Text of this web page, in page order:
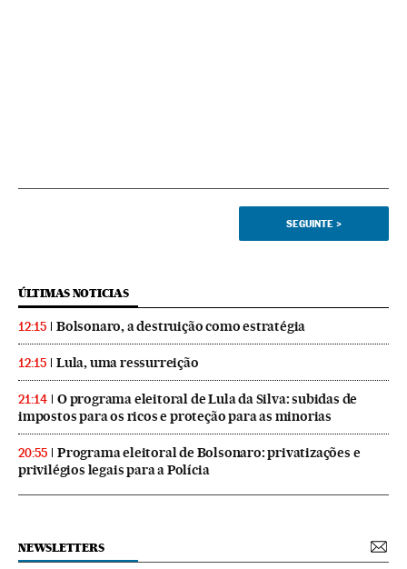
SEGUINTE >
ÚLTIMAS NOTICIAS
12:15 Bolsonaro, a destruição como estratégia
12:15 Lula, uma ressurreição
21:14
O programa eleitoral de Lula da Silva: subidas de
impostos para os ricos e proteção para as minorias
20:55
Programa eleitoral de Bolsonaro: privatizações e
privilégios legais para a Polícia
NEWSLETTERS